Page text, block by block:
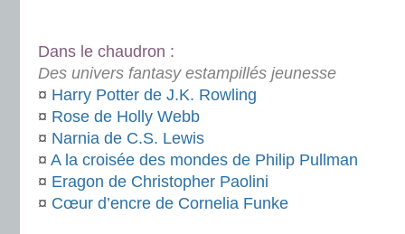
Dans le chaudron :
Des univers fantasy estampillés jeunesse
¤ Harry Potter de J.K. Rowling
¤ Rose de Holly Webb
¤ Narnia de C.S. Lewis
¤ A la croisée des mondes de Philip Pullman
¤ Eragon de Christopher Paolini
¤ Cœur d’encre de Cornelia Funke